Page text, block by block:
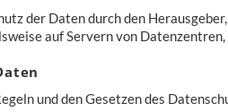
der Daten durch den
auf Servern von
und den Gesetzen des